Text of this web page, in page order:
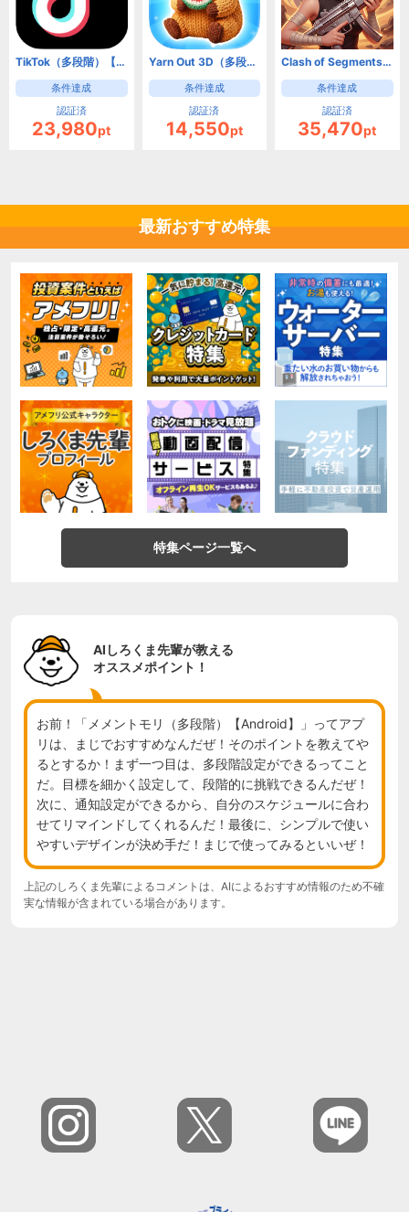
TikTok（多段階）【Android】
条件達成
認証済
23,980pt
Yarn Out 3D（多段階）【Android】
条件達成
認証済
14,550pt
Clash of Segments【Android】
条件達成
認証済
35,470pt
最新おすすめ特集
特集ページ一覧へ
AIしろくま先輩が教える
オススメポイント！
お前！「メメントモリ（多段階）【Android】」ってアプ
リは、まじでおすすめなんだぜ！そのポイントを教えてや
るとするか！まず一つ目は、多段階設定ができるってこと
だ。目標を細かく設定して、段階的に挑戦できるんだぜ！
次に、通知設定ができるから、自分のスケジュールに合わ
せてリマインドしてくれるんだ！最後に、シンプルで使い
やすいデザインが決め手だ！まじで使ってみるといいぜ！
上記のしろくま先輩によるコメントは、AIによるおすすめ情報のため不確
実な情報が含まれている場合があります。